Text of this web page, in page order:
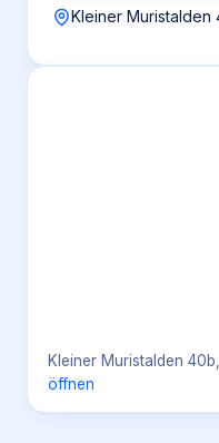
Kleiner Muristalden
Kleiner Muristalden
öffnen